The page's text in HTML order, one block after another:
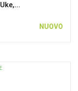
NUOVO